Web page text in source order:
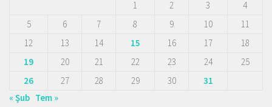
1
2 3
4
5
6 7 8 9 10
11
12
13 14 15 16 17
18
19
20 21 22 23 24
25
26
27 28 29 30
31
« Şub Tem »